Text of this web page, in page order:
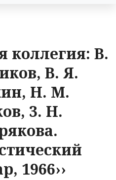
коллегия: В.
В. Я.
Н. М.
3. Н.
1966››